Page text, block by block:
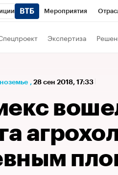
Мероприятия
Экспертиза
, 28 сен 2018, 17:33